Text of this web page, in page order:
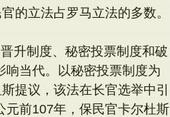
的立法占罗马立法的多数。
升制度、秘密投票制度和破
响当代。以秘密投票制度为
提议，该法在长官选举中引
元前107年，保民官卡尔杜斯